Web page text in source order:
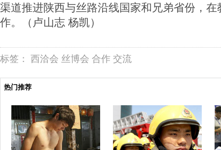
渠道推进陕西与丝路沿线国家和兄弟省份，
作。（卢山志 杨凯）
标签： 西洽会 丝博会 合作 交流
热门推荐